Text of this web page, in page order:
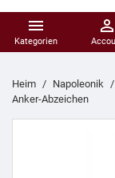

Kategorien

Heim Napoleonik
Anker-Abzeichen